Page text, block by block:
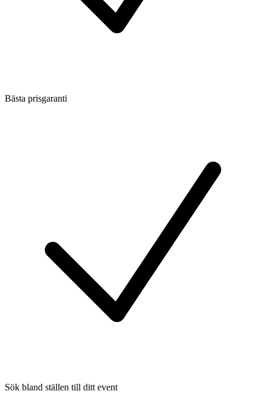
Bästa prisgaranti
Sök bland ställen till ditt event